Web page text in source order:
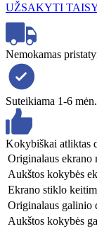
UŽSAKYTI
Nemokamas
Suteikiama 1-6
Kokybiškai atliktas
Originalaus ekrano
Aukštos kokybės
Ekrano stiklo
Originalaus galinio
Aukštos kokybės